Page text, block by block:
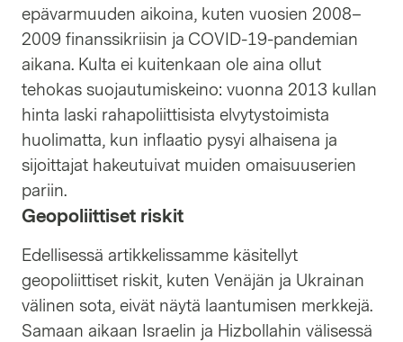
epävarmuuden aikoina, kuten vuosien 2008–
2009 finanssikriisin ja COVID-19-pandemian
aikana. Kulta ei kuitenkaan ole aina ollut
tehokas suojautumiskeino: vuonna 2013 kullan
hinta laski rahapoliittisista elvytystoimista
huolimatta, kun inflaatio pysyi alhaisena ja
sijoittajat hakeutuivat muiden omaisuuserien
pariin.
Geopoliittiset riskit
Edellisessä artikkelissamme käsitellyt
geopoliittiset riskit, kuten Venäjän ja Ukrainan
välinen sota, eivät näytä laantumisen merkkejä.
Samaan aikaan Israelin ja Hizbollahin välisessä